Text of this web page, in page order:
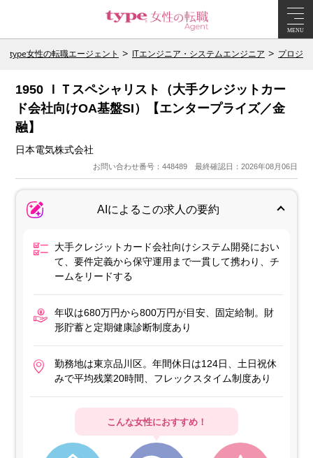
MENU
type女性の転職エージェント ITエンジニア・システムエンジニア プロジ
1950 ＩＴスペシャリスト（大手クレジットカー
ド会社向けOA基盤SI）【エンタープライズ／金
融】
日本電気株式会社
お問い合わせ番号：448489 最終確認日：2026年08月06日
AIによるこの求人の要約
大手クレジットカード会社向けシステム開発におい
て、要件定義から保守運用まで一貫して携わり、チ
ームをリードする
年収は680万円から800万円が目安、固定給制。財
形貯蓄と定期健康診断制度あり
勤務地は東京品川区。年間休日は124日、土日祝休
みで平均残業20時間、フレックスタイム制度あり
こんな女性におすすめ！